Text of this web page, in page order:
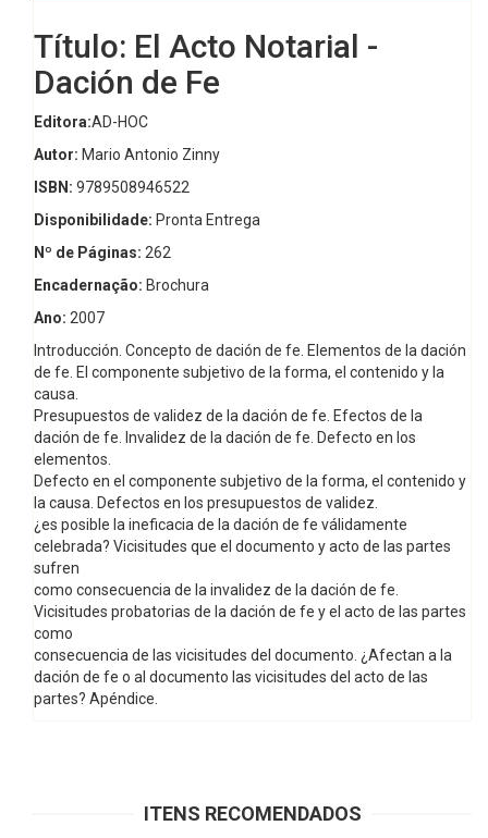
Título: El Acto Notarial -
Dación de Fe
Editora:AD-HOC
Autor: Mario Antonio Zinny
ISBN: 9789508946522
Disponibilidade: Pronta Entrega
Nº de Páginas: 262
Encadernação: Brochura
Ano: 2007
Introducción. Concepto de dación de fe. Elementos de la dación
de fe. El componente subjetivo de la forma, el contenido y la
causa.
Presupuestos de validez de la dación de fe. Efectos de la
dación de fe. Invalidez de la dación de fe. Defecto en los
elementos.
Defecto en el componente subjetivo de la forma, el contenido y
la causa. Defectos en los presupuestos de validez.
¿es posible la ineficacia de la dación de fe válidamente
celebrada? Vicisitudes que el documento y acto de las partes
sufren
como consecuencia de la invalidez de la dación de fe.
Vicisitudes probatorias de la dación de fe y el acto de las partes
como
consecuencia de las vicisitudes del documento. ¿Afectan a la
dación de fe o al documento las vicisitudes del acto de las
partes? Apéndice.
ITENS RECOMENDADOS